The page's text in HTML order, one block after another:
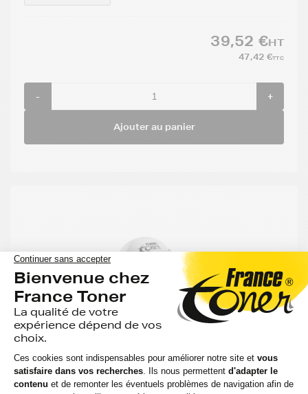
39,52 €HT
47,42 €TTC
- +
Ajouter au panier